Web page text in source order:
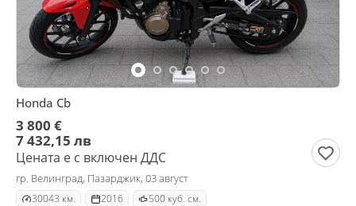
Honda Cb
3 800 €
7 432,15 лв
Цената е с включен ДДС
гр. Велинград, Пазарджик, 03 август
30043 км. 2016 500 куб. см.